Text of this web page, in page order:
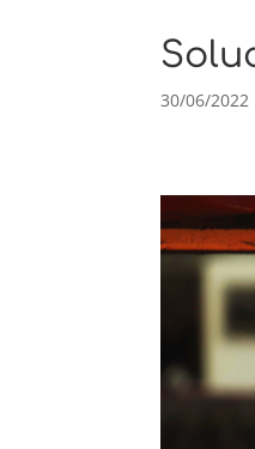
30/06/2022